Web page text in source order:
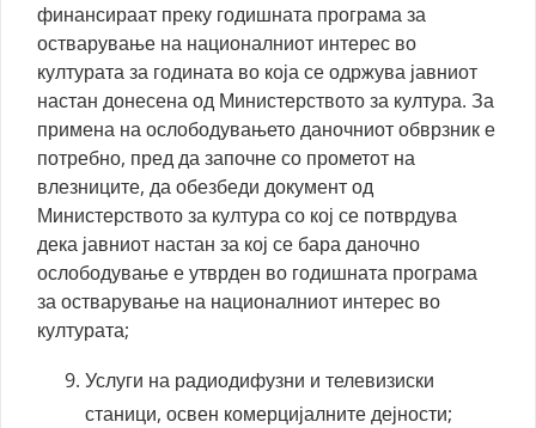
финансираат преку годишната програма за
остварување на националниот интерес во
културата за годината во која се одржува јавниот
настан донесена од Министерството за култура. За
примена на ослободувањето даночниот обврзник е
потребно, пред да започне со прометот на
влезниците, да обезбеди документ од
Министерството за култура со кој се потврдува
дека јавниот настан за кој се бара даночно
ослободување е утврден во годишната програма
за остварување на националниот интерес во
културата;
Услуги на радиодифузни и телевизиски
станици, освен комерцијалните дејности;